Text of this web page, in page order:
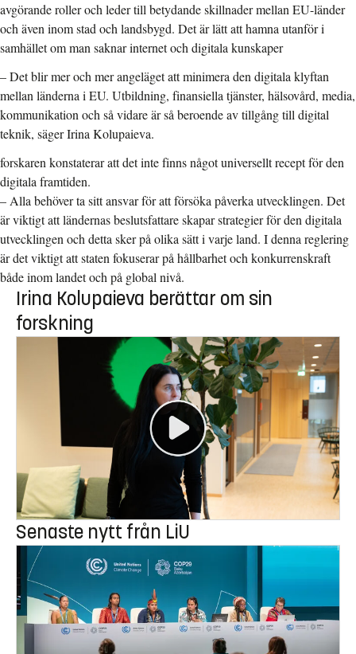
avgörande roller och leder till betydande skillnader mellan EU-länder
och även inom stad och landsbygd. Det är lätt att hamna utanför i
samhället om man saknar internet och digitala kunskaper
–Det blir mer och mer angeläget att minimera den digitala klyftan
mellan länderna i EU. Utbildning, finansiella tjänster, hälsovård, media,
kommunikation och så vidare är så beroende av tillgång till digital
teknik, säger Irina Kolupaieva.
forskaren konstaterar att det inte finns något universellt recept för den
digitala framtiden.
– Alla behöver ta sitt ansvar för att försöka påverka utvecklingen. Det
är viktigt att ländernas beslutsfattare skapar strategier för den digitala
utvecklingen och detta sker på olika sätt i varje land. I denna reglering
är det viktigt att staten fokuserar på hållbarhet och konkurrenskraft
både inom landet och på global nivå.
Irina Kolupaieva berättar om sin
forskning
Senaste nytt från LiU